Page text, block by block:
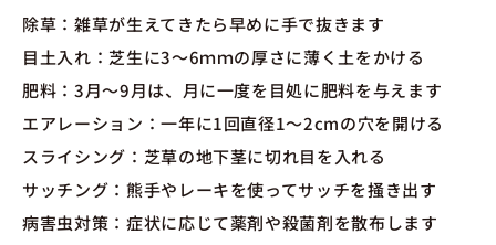
除草：雑草が生えてきたら早めに手で抜きます
目土入れ：芝生に3〜6ｍｍの厚さに薄く土をかける
肥料：3月〜9月は、月に一度を目処に肥料を与えます
エアレーション：一年に1回直径1〜2cmの穴を開ける
スライシング：芝草の地下茎に切れ目を入れる
サッチング：熊手やレーキを使ってサッチを掻き出す
病害虫対策：症状に応じて薬剤や殺菌剤を散布します